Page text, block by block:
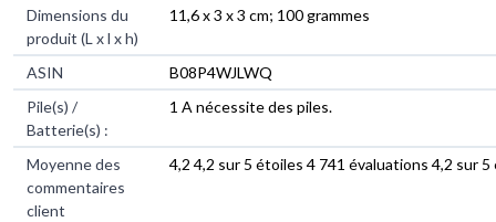
Dimensions du
produit (L x l x h)
‎11,6 x 3 x 3 cm; 100 grammes
ASIN
‎B08P4WJLWQ
Pile(s) /
Batterie(s) :
1 A nécessite des piles.
Moyenne des
commentaires
client
4,2 4,2 sur 5 étoiles 4 741 évaluations 4,2 sur